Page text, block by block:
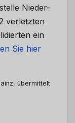
Nieder-
verletzten
ein
Sie hier
übermittelt